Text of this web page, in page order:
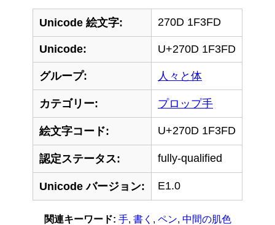
Unicode 絵文字: 270D 1F3FD
Unicode: U+270D 1F3FD
グループ: 人々と体
カテゴリー: プロップ手
絵文字コード: U+270D 1F3FD
認定ステータス: fully-qualified
Unicode バージョン: E1.0
関連キーワード: 手, 書く , ペン, 中間の肌色